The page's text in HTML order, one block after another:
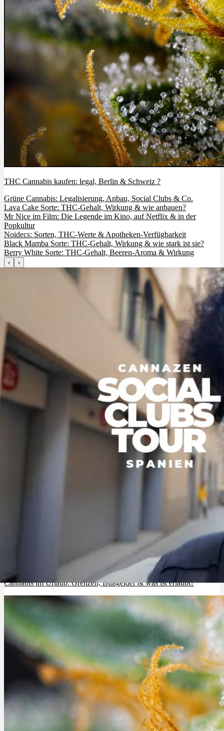
THC Cannabis kaufen: legal, Berlin & Schweiz ?
Grüne Cannabis: Legalisierung, Anbau, Social Clubs & Co.
Lava Cake Sorte: THC-Gehalt, Wirkung & wie anbauen?
Mr Nice im Film: Die Legende im Kino, auf Netflix & in der
Popkultur
Noidecs: Sorten, THC-Werte & Apotheken-Verfügbarkeit
Black Mamba Sorte: THC-Gehalt, Wirkung & wie stark ist sie?
Berry White Sorte: THC-Gehalt, Beeren-Aroma & Wirkung
‹ ›
Cannabis im Urlaub: Grenzen, Bußgelder & was ist erlaubt?